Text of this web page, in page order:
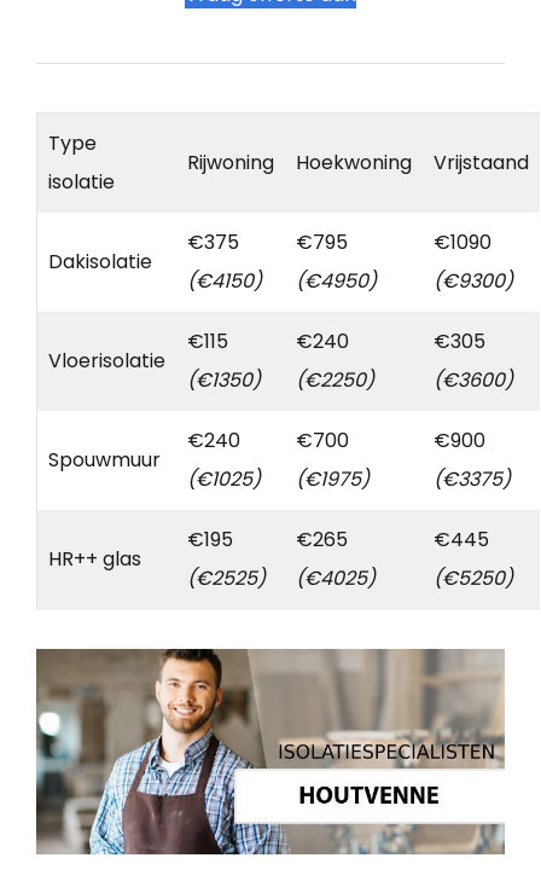
Type
isolatie
Rijwoning Hoekwoning Vrijstaand
Dakisolatie
€375
(€4150)
€795
(€4950)
€1090
(€9300)
Vloerisolatie
€115
(€1350)
€240
(€2250)
€305
(€3600)
Spouwmuur
€240
(€1025)
€700
(€1975)
€900
(€3375)
HR++ glas
€195
(€2525)
€265
(€4025)
€445
(€5250)